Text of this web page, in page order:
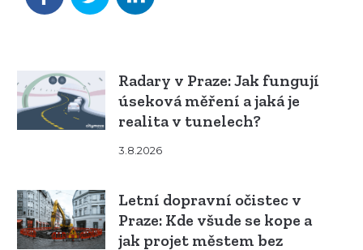
Radary v Praze: Jak fungují
úseková měření a jaká je
realita v tunelech?
3.8.2026
Letní dopravní očistec v
Praze: Kde všude se kope a
jak projet městem bez